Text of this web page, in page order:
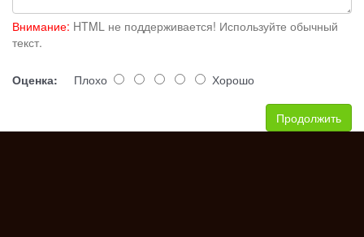
Внимание: HTML не поддерживается! Используйте обычный
текст.
Оценка: Плохо Хорошо
Продолжить